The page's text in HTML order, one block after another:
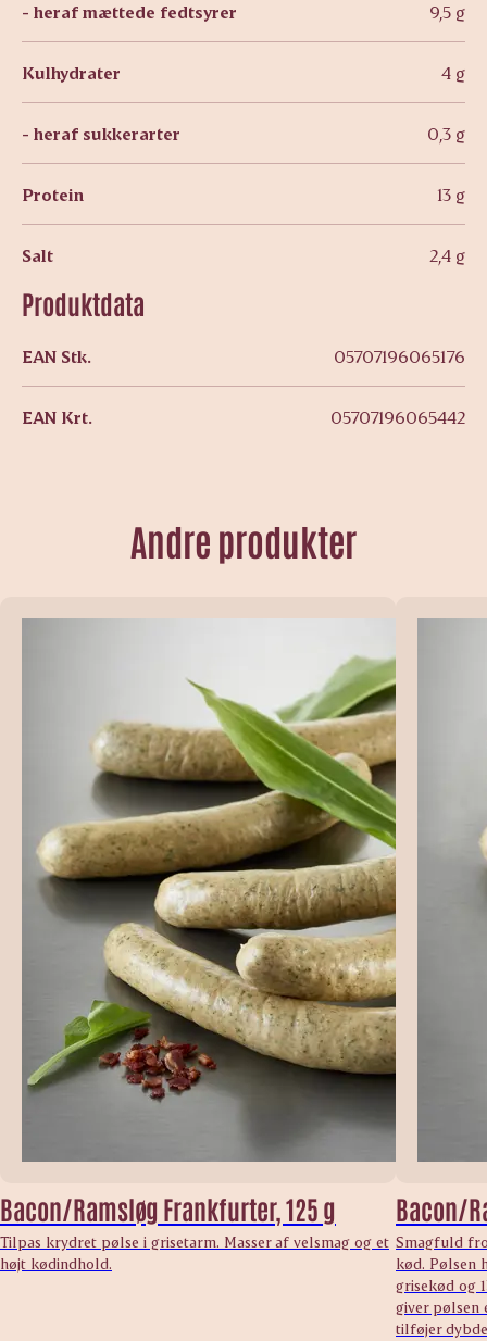
- heraf mættede fedtsyrer 9,5 g
Kulhydrater 4 g
- heraf sukkerarter 0,3 g
Protein 13 g
Salt 2,4 g
Produktdata
EAN Stk. 05707196065176
EAN Krt. 05707196065442
Andre produkter
Bacon/Ramsløg Frankfurter, 125 g
Tilpas krydret pølse i grisetarm. Masser af velsmag og et
højt kødindhold.
Bacon/
Smagfuld
kød. Pølsen
grisekød og
giver pølsen
tilføjer